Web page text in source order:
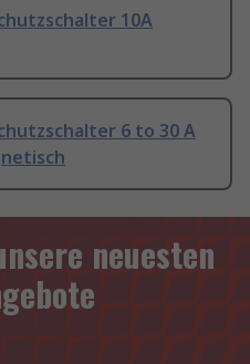
10A
6 to 30 A
neuesten